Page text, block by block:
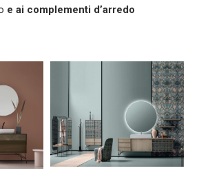
e ai complementi d’arredo